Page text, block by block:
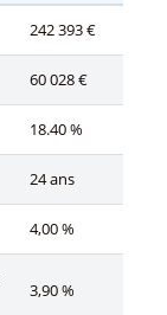
242 393 €
60 028 €
18.40 %
24 ans
4,00 %
3,90 %